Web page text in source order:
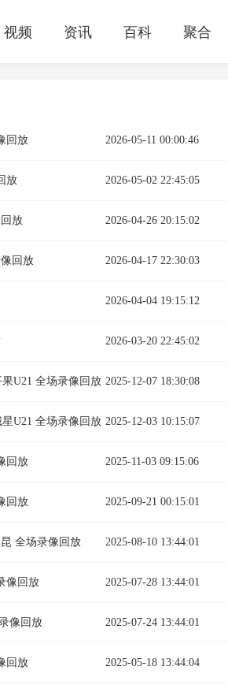
视频 资讯 百科 聚合
回放 2026-05-11 00:00:46
放 2026-05-02 22:45:05
放 2026-04-26 20:15:02
回放 2026-04-17 22:30:03
2026-04-04 19:15:12
2026-03-20 22:45:02
U21 全场录像回放 2025-12-07 18:30:08
U21 全场录像回放 2025-12-03 10:15:07
回放 2025-11-03 09:15:06
回放 2025-09-21 00:15:01
全场录像回放 2025-08-10 13:44:01
像回放 2025-07-28 13:44:01
像回放 2025-07-24 13:44:01
回放 2025-05-18 13:44:04